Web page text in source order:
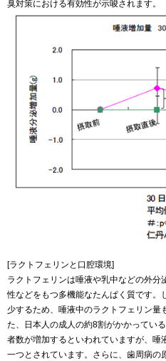
臭対策における有効性が示唆されます。
[ラクトフェリンと口腔環境]
ラクトフェリンは唾液や乳中などの外
性などをもつ多機能なたんぱく質です。
少するため、唾液中のラクトフェリン量
た、日本人の成人の約8割がかかってい
者数が増加するといわれていますが、唾
一つとされています。さらに、歯周病の